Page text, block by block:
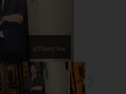
@Thierry Ker